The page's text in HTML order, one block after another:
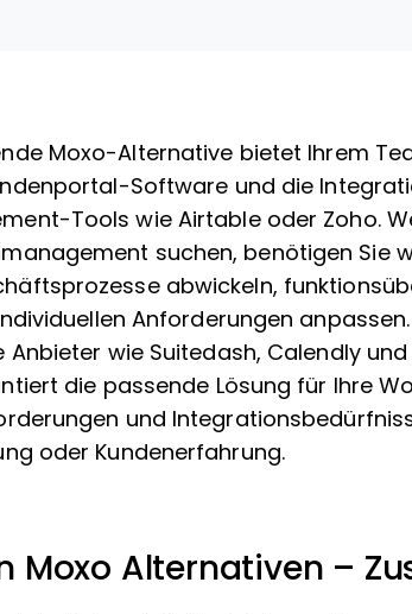
Moxo-Alternative bietet Ihrem
Software und die
Tools wie Airtable oder Zoho.
suchen, benötigen Sie
abwickeln,
Anforderungen
Anbieter wie Suitedash, Calendly
die passende Lösung für Ihre
und
oder Kundenerfahrung.
Moxo Alternativen –